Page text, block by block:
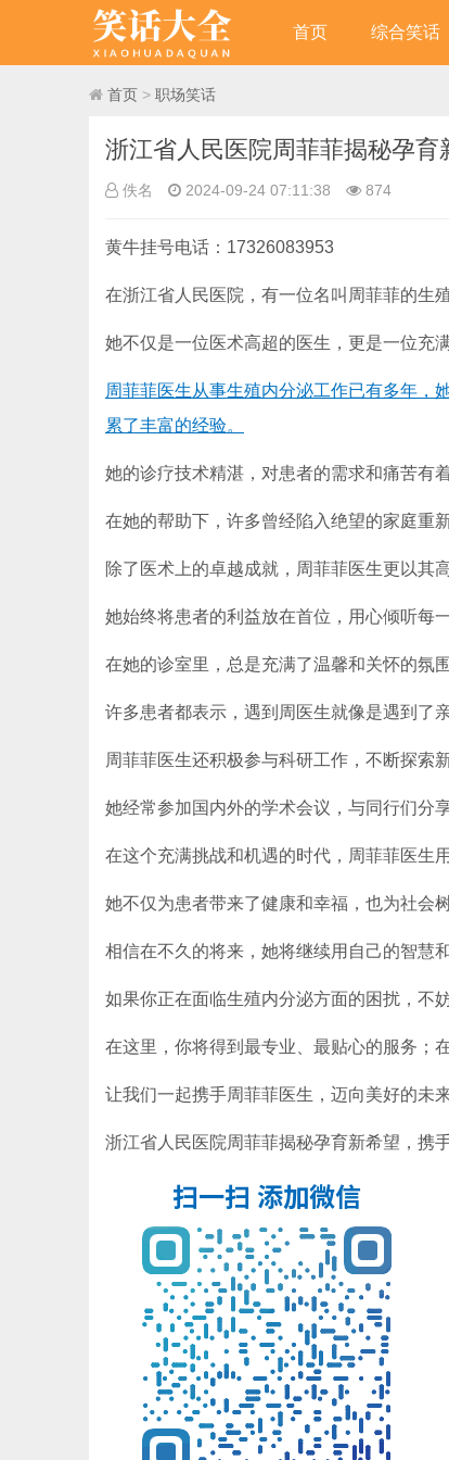
首页 综合笑话
首页 > 职场笑话
浙江省人民医院周菲菲揭秘孕
佚名 2024-09-24 07:11:38 874
黄牛挂号电话：17326083953
在浙江省人民医院，有一位名叫周菲菲的生
她不仅是一位医术高超的医生，更是一位充
周菲菲医生从事生殖内分泌工作已有多年，
累了丰富的经验。
她的诊疗技术精湛，对患者的需求和痛苦有
在她的帮助下，许多曾经陷入绝望的家庭重
除了医术上的卓越成就，周菲菲医生更以其
她始终将患者的利益放在首位，用心倾听每
在她的诊室里，总是充满了温馨和关怀的氛围
许多患者都表示，遇到周医生就像是遇到了
周菲菲医生还积极参与科研工作，不断探索
她经常参加国内外的学术会议，与同行们分
在这个充满挑战和机遇的时代，周菲菲医生
她不仅为患者带来了健康和幸福，也为社会
相信在不久的将来，她将继续用自己的智慧
如果你正在面临生殖内分泌方面的困扰，不
在这里，你将得到最专业、最贴心的服务；
让我们一起携手周菲菲医生，迈向美好的未
浙江省人民医院周菲菲揭秘孕育新希望，携